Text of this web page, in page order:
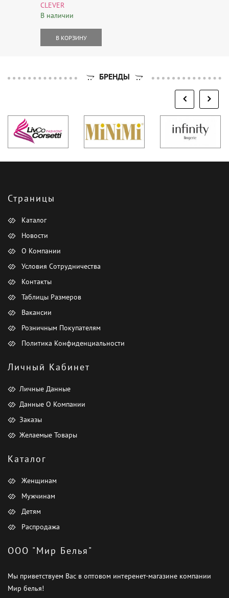
CLEVER
В наличии
В КОРЗИНУ
БРЕНДЫ
Страницы
Каталог
Новости
О Компании
Условия Сотрудничества
Контакты
Таблицы Размеров
Вакансии
Розничным Покупателям
Политика Конфиденциальности
Личный Кабинет
Личные Данные
Данные О Компании
Заказы
Желаемые Товары
Каталог
Женщинам
Мужчинам
Детям
Распродажа
ООО "Мир Белья"
Мы приветствуем Вас в оптовом интеренет-магазине компании
Мир белья!